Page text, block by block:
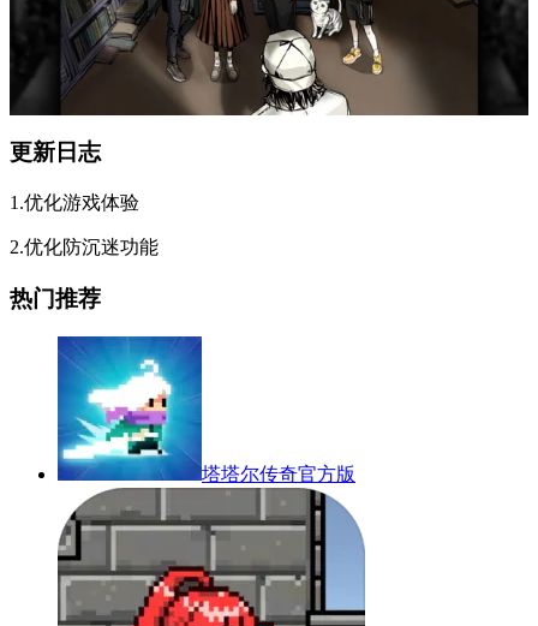
更新日志
1.优化游戏体验
2.优化防沉迷功能
热门推荐
塔塔尔传奇官方版